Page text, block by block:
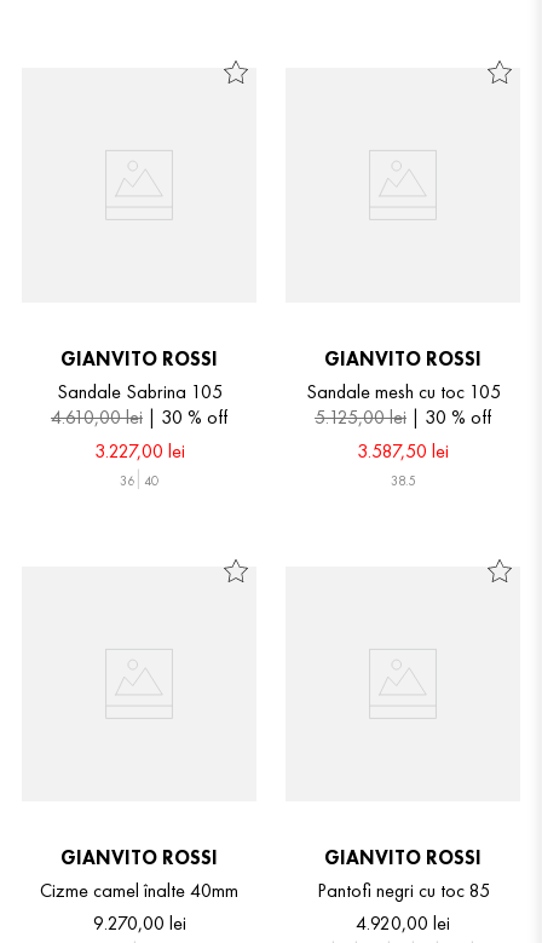
GIANVITO ROSSI
Sandale Sabrina 105
4.610,00lei 30 % off
3.227,00 lei
36 40
GIANVITO ROSSI
Sandale mesh cu toc 105
5.125,00lei 30 % off
3.587,50 lei
38.5
GIANVITO ROSSI
Cizme camel înalte 40mm
9.270,00 lei
GIANVITO ROSSI
Pantofi negri cu toc 85
4.920,00 lei